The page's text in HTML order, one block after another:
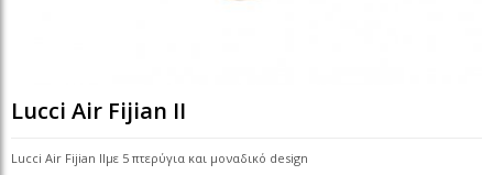
Lucci Air Fijian II
Lucci Air Fijian IIμε 5 πτερύγια και μοναδικό design